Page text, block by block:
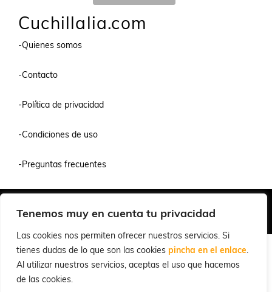
Tenemos muy en cuenta tu privacidad
Las cookies nos permiten ofrecer nuestros servicios. Si
tienes dudas de lo que son las cookies pincha en el enlace.
Al utilizar nuestros servicios, aceptas el uso que hacemos
de las cookies.
Cuchillalia.com
-Quienes somos
-Contacto
-Política de privacidad
-Condiciones de uso
-Preguntas frecuentes
© 2026 Cuchillalia.com